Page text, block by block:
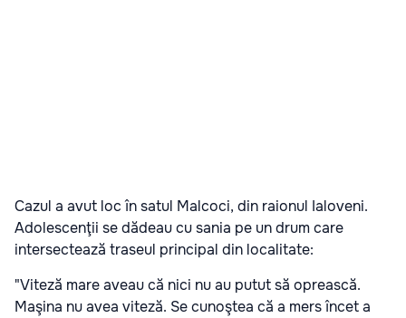
Cazul a avut loc în satul Malcoci, din raionul Ialoveni.
Adolescenţii se dădeau cu sania pe un drum care
intersectează traseul principal din localitate:
"Viteză mare aveau că nici nu au putut să oprească.
Maşina nu avea viteză. Se cunoştea că a mers încet a